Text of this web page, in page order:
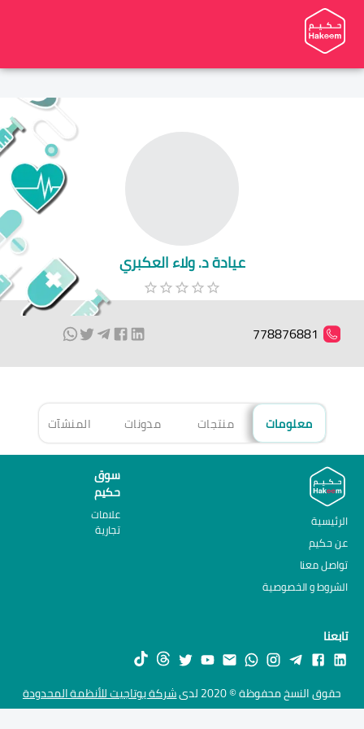
عيادة د. ولاء العكبري
778876881
معلومات منتجات مدونات المنشآت
الرئيسية
عن حكيم
تواصل معنا
الشروط و الخصوصية
سوق
حكيم
علامات
تجارية
تابعنا
حقوق النسخ محفوظة © 2020 لدى شركة يوتاجيت للأنظمة المحدودة